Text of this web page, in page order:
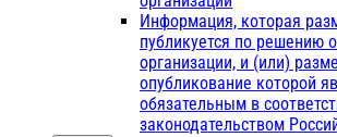
Информация, которая
публикуется по решению
организации, и (или)
опубликование которой
обязательным в
законодательством